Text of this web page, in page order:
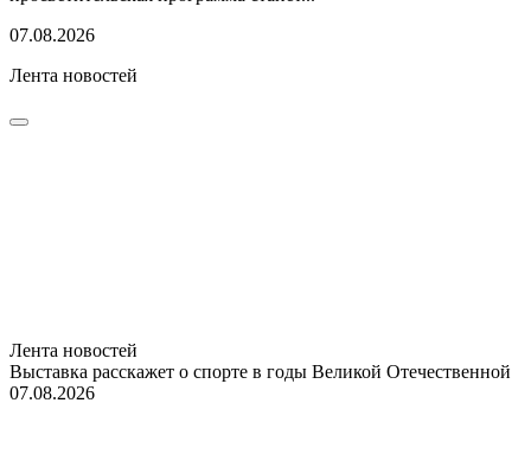
07.08.2026
Лента новостей
Лента новостей
Выставка расскажет о спорте в годы Великой Отечественной
07.08.2026